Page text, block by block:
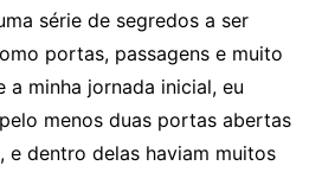
série de segredos a ser
portas, passagens e muito
a minha jornada inicial, eu
menos duas portas abertas
e dentro delas haviam muitos